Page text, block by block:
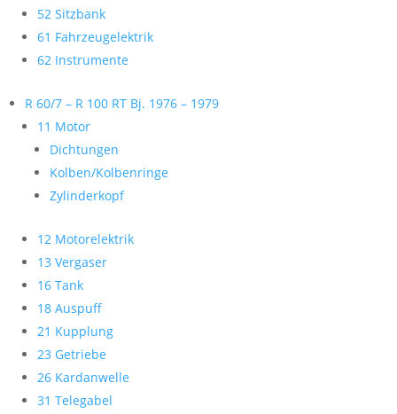
52 Sitzbank
61 Fahrzeugelektrik
62 Instrumente
R 60/7 – R 100 RT Bj. 1976 – 1979
11 Motor
Dichtungen
Kolben/Kolbenringe
Zylinderkopf
12 Motorelektrik
13 Vergaser
16 Tank
18 Auspuff
21 Kupplung
23 Getriebe
26 Kardanwelle
31 Telegabel